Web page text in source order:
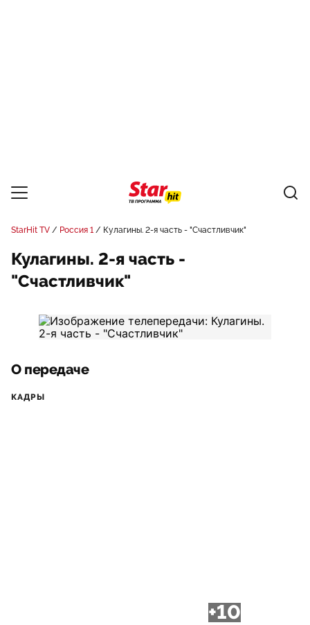
StarHit TV Россия 1 Кулагины. 2-я часть - "Счастливчик"
Кулагины. 2-я часть -
"Счастливчик"
О передаче
КАДРЫ
+10